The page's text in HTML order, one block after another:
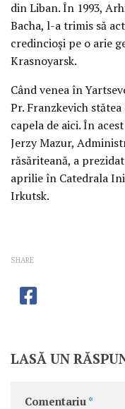
din Liban. În 1993,
Bacha, l-a trimis să
credincioşi pe o arie
Krasnoyarsk.
Când venea în
Pr. Franzkevich
capela de aici. În
Jerzy Mazur,
răsăriteană, a
aprilie în Catedrala
Irkutsk.
SHARE
LASĂ UN
Comentariu *